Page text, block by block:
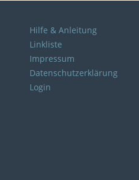
Hilfe & Anleitung
Linkliste
Impressum
Datenschutzerklärung
Login